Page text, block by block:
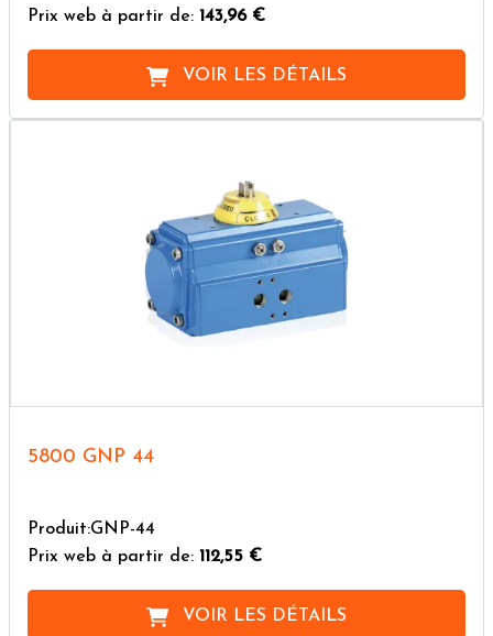
Prix web à partir de: 143,96 €
VOIR LES DÉTAILS
5800 GNP 44
Produit:GNP-44
Prix web à partir de: 112,55 €
VOIR LES DÉTAILS